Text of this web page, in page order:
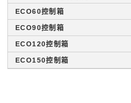
ECO60控制箱
ECO90控制箱
ECO120控制箱
ECO150控制箱